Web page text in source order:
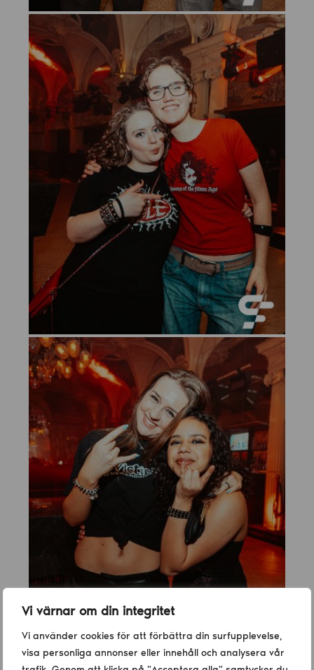
Vi värnar om din integritet
Vi använder cookies för att förbättra din surfupplevelse,
visa personliga annonser eller innehåll och analysera vår